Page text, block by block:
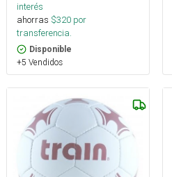
interés
ahorras $320 por
transferencia.
Disponible
+5 Vendidos